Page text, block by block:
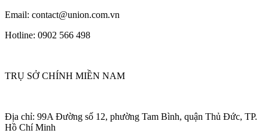
Email: contact@union.com.vn
Hotline: 0902 566 498
TRỤ SỞ CHÍNH MIỀN NAM
Địa chỉ: 99A Đường số 12, phường Tam Bình, quận Thủ Đức, TP.
Hồ Chí Minh